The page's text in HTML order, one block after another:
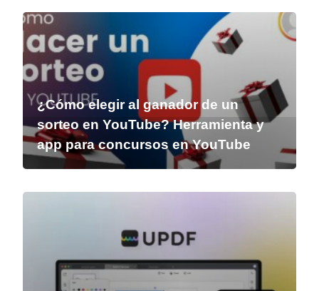
¿Cómo elegir al ganador de un
sorteo en YouTube? Herramienta y
app para concursos en YouTube